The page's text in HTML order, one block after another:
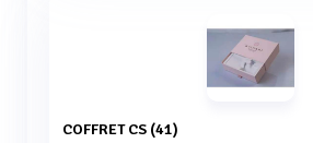
COFFRET CS (41)